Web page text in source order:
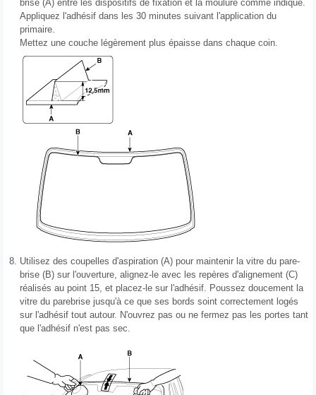
brise (A) entre les dispositifs de fixation et la moulure comme indiqué.
Appliquez l'adhésif dans les 30 minutes suivant l'application du
primaire.
Mettez une couche légèrement plus épaisse dans chaque coin.
8. Utilisez des coupelles d'aspiration (A) pour maintenir la vitre du pare-
brise (B) sur l'ouverture, alignez-le avec les repères d'alignement (C)
réalisés au point 15, et placez-le sur l'adhésif. Poussez doucement la
vitre du parebrise jusqu'à ce que ses bords soint correctement logés
sur l'adhésif tout autour. N'ouvrez pas ou ne fermez pas les portes tant
que l'adhésif n'est pas sec.